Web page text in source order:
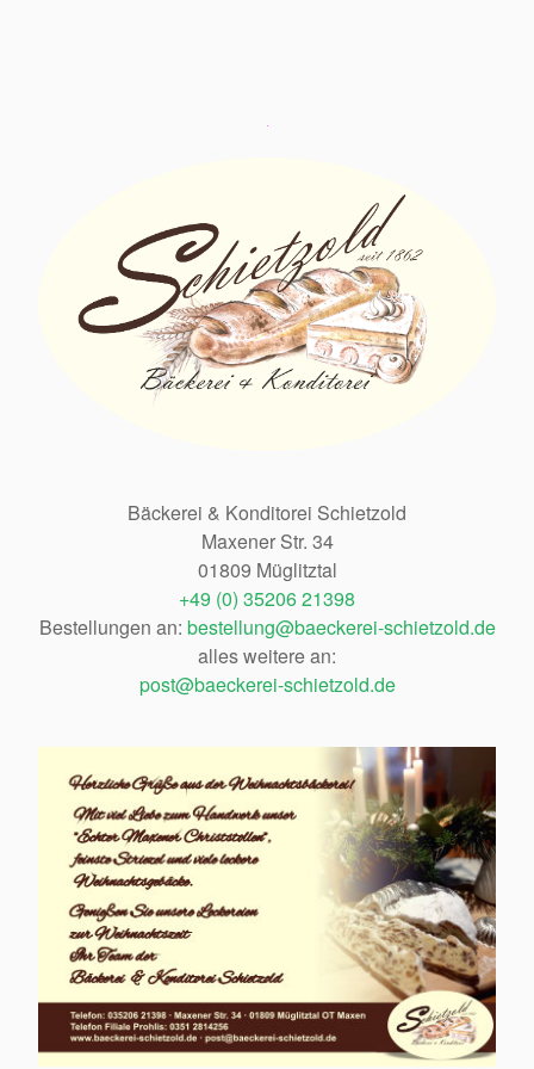
Bäckerei & Konditorei Schietzold
Maxener Str. 34
01809 Müglitztal
+49 (0) 35206 21398
Bestellungen an: bestellung@baeckerei-schietzold.de
alles weitere an:
post@baeckerei-schietzold.de